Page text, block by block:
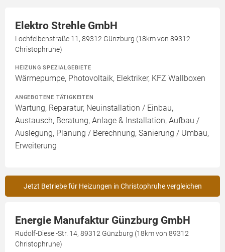
Elektro Strehle GmbH
Lochfelbenstraße 11, 89312 Günzburg (18km von 89312
Christophruhe)
HEIZUNG SPEZIALGEBIETE
Wärmepumpe, Photovoltaik, Elektriker, KFZ Wallboxen
ANGEBOTENE TÄTIGKEITEN
Wartung, Reparatur, Neuinstallation / Einbau,
Austausch, Beratung, Anlage & Installation, Aufbau /
Auslegung, Planung / Berechnung, Sanierung / Umbau,
Erweiterung
Jetzt Betriebe für Heizungen in Christophruhe vergleichen
Energie Manufaktur Günzburg GmbH
Rudolf-Diesel-Str. 14, 89312 Günzburg (18km von 89312
Christophruhe)